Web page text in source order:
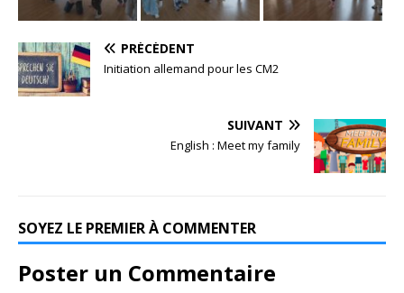
PRÉCÉDENT
Initiation allemand pour les CM2
SUIVANT
English : Meet my family
SOYEZ LE PREMIER À COMMENTER
Poster un Commentaire